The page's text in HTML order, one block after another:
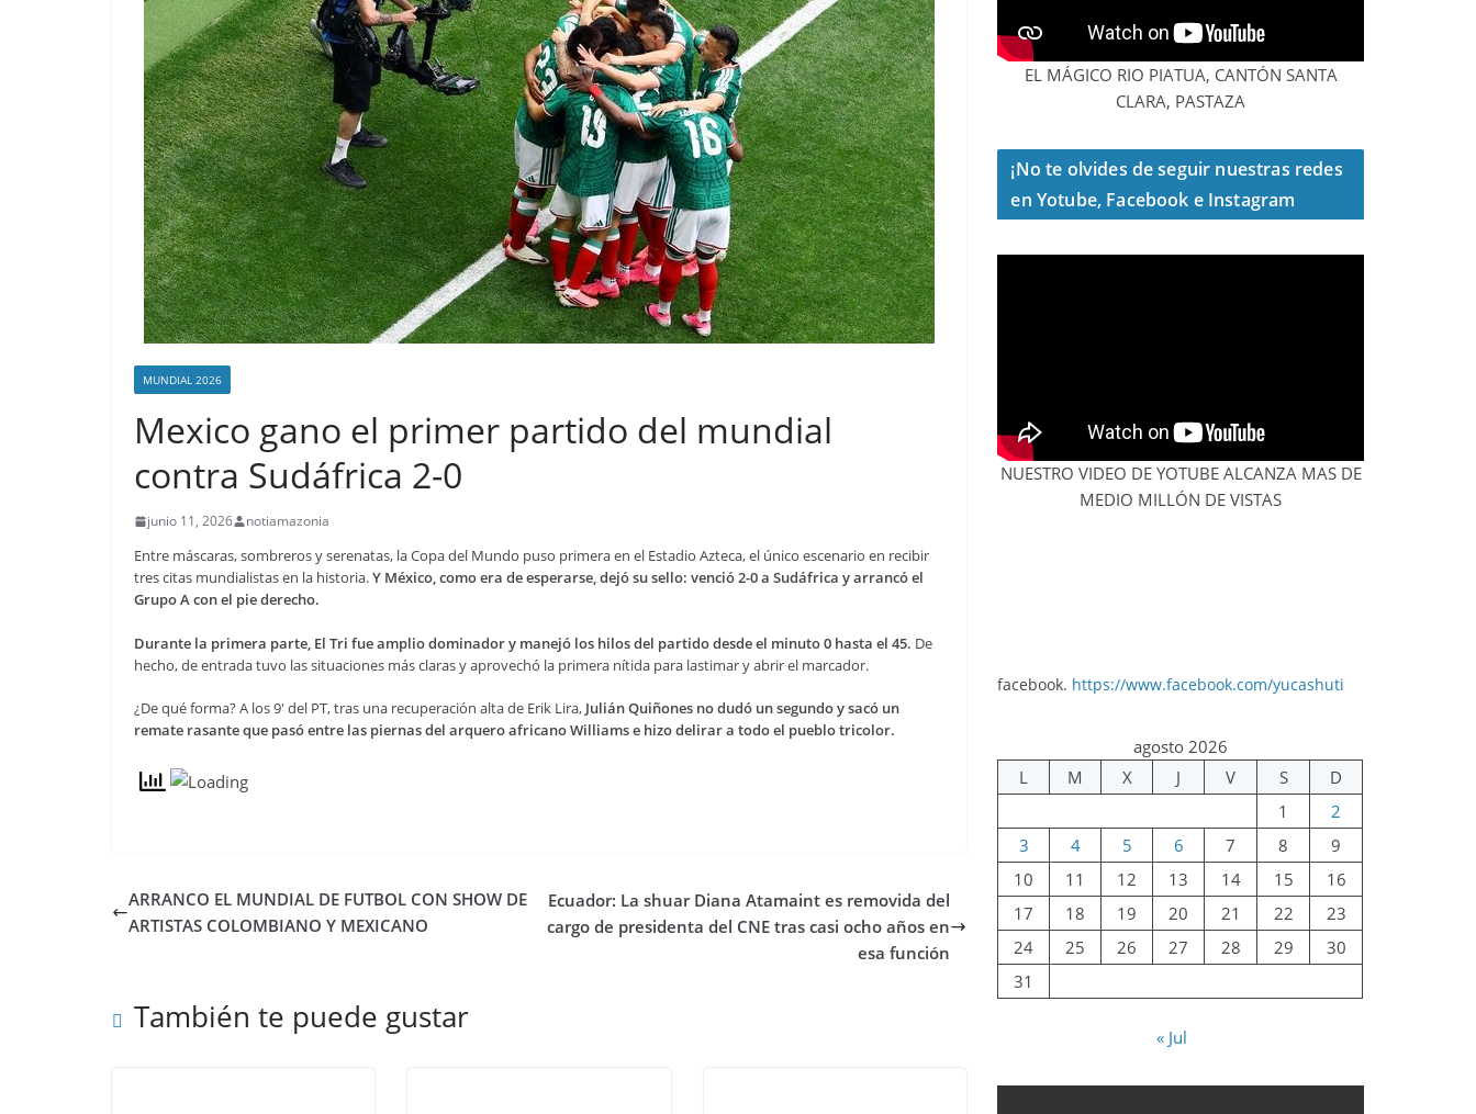
MUNDIAL 2026
Mexico gano el primer partido del mundial
contra Sudáfrica 2-0
junio 11, 2026 notiamazonia
Entre máscaras, sombreros y serenatas, la Copa del Mundo puso primera en el Estadio Azteca, el único escenario en recibir
tres citas mundialistas en la historia.Y México, como era de esperarse, dejó su sello: venció 2-0 a Sudáfrica y arrancó el
Grupo A con el pie derecho.
Durante la primera parte, El Tri fue amplio dominador y manejó los hilos del partido desde el minuto 0 hasta el 45. De
hecho, de entrada tuvo las situaciones más claras y aprovechó la primera nítida para lastimar y abrir el marcador.
¿De qué forma? A los 9′ del PT, tras una recuperación alta de Erik Lira, Julián Quiñones no dudó un segundo y sacó un
remate rasante que pasó entre las piernas del arquero africano Williams e hizo delirar a todo el pueblo tricolor.
ARRANCO EL MUNDIAL DE FUTBOL CON SHOW DE
ARTISTAS COLOMBIANO Y MEXICANO
Ecuador: La shuar Diana Atamaint es removida del
cargo de presidenta del CNE tras casi ocho años en
esa función
También te puede gustar
EL MÁGICO RIO PIATUA, CANTÓN SANTA
CLARA, PASTAZA
¡No te olvides de seguir nuestras redes
en Yotube, Facebook e Instagram
NUESTRO VIDEO DE YOTUBE ALCANZA MAS DE
MEDIO MILLÓN DE VISTAS
facebook. https://www.facebook.com/yucashuti
agosto 2026
L
M X J V S
D
1
2
3
4 5 6 7 8
9
10
11 12 13 14 15
16
17
18 19 20 21 22
23
24
25 26 27 28 29
30
31
« Jul